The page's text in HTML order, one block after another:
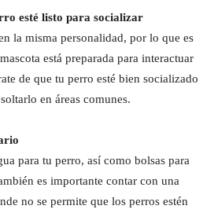
esté listo para socializar
la misma personalidad, por lo que es
está preparada para interactuar
de que tu perro esté bien socializado
en áreas comunes.
para tu perro, así como bolsas para
es importante contar con una
no se permite que los perros estén